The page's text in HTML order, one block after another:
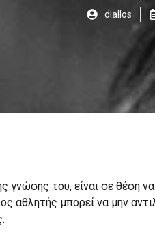
diallos
του, είναι σε θέση
αθλητής μπορεί να μην